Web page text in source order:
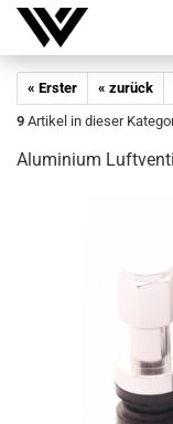
« Erster « zurück
9 Artikel in dieser
Alu­mi­ni­um